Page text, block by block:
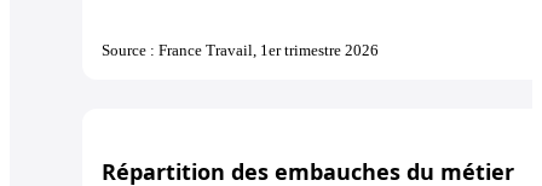
Source : France Travail, 1er trimestre 2026
Répartition des embauches du métier